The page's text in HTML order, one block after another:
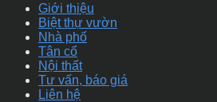
Giới thiệu
Biệt thự vườn
Nhà phố
Tân cổ
Nội thất
Tư vấn, báo giá
Liên hệ